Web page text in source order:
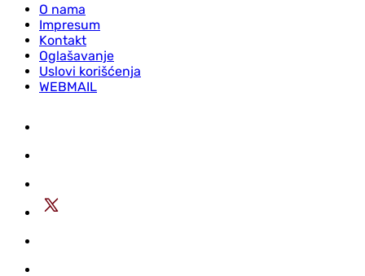
O nama
Impresum
Kontakt
Oglašavanje
Uslovi korišćenja
WEBMAIL